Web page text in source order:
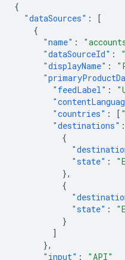
{
"dataSources" :
[
{
"name" :
"dataSourceId" :
"displayName" :
"feedLabel" :
"countries" : [
"destinations" :
{
"state" :
},
{
"state" :
}
]
},
"input" :
"API"